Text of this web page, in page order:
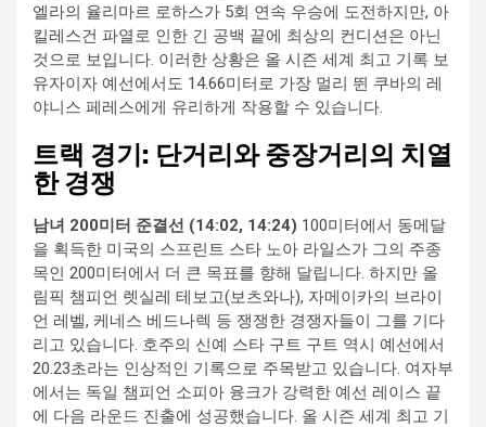
엘라의 율리마르 로하스가 5회 연속 우승에 도전하지만, 아
킬레스건 파열로 인한 긴 공백 끝에 최상의 컨디션은 아닌
것으로 보입니다. 이러한 상황은 올 시즌 세계 최고 기록 보
유자이자 예선에서도 14.66미터로 가장 멀리 뛴 쿠바의 레
야니스 페레스에게 유리하게 작용할 수 있습니다.
트랙 경기: 단거리와 중장거리의 치열
한 경쟁
남녀 200미터 준결선 (14:02, 14:24) 100미터에서 동메달
을 획득한 미국의 스프린트 스타 노아 라일스가 그의 주종
목인 200미터에서 더 큰 목표를 향해 달립니다. 하지만 올
림픽 챔피언 렛실레 테보고(보츠와나), 자메이카의 브라이
언 레벨, 케네스 베드나렉 등 쟁쟁한 경쟁자들이 그를 기다
리고 있습니다. 호주의 신예 스타 구트 구트 역시 예선에서
20.23초라는 인상적인 기록으로 주목받고 있습니다. 여자부
에서는 독일 챔피언 소피아 융크가 강력한 예선 레이스 끝
에 다음 라운드 진출에 성공했습니다. 올 시즌 세계 최고 기